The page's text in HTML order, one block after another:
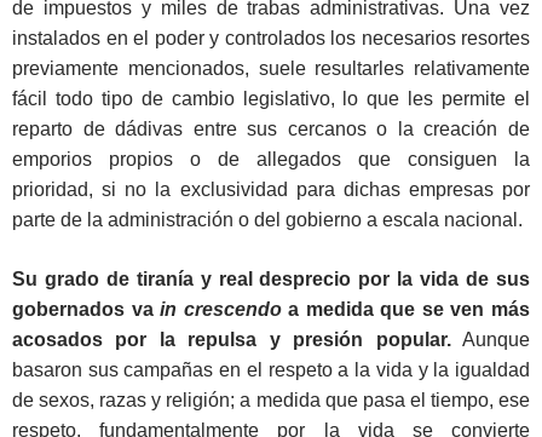
de impuestos y miles de trabas administrativas. Una vez
instalados en el poder y controlados los necesarios resortes
previamente mencionados, suele resultarles relativamente
fácil todo tipo de cambio legislativo, lo que les permite el
reparto de dádivas entre sus cercanos o la creación de
emporios propios o de allegados que consiguen la
prioridad, si no la exclusividad para dichas empresas por
parte de la administración o del gobierno a escala nacional.
Su grado de tiranía y real desprecio por la vida de sus
gobernados vain crescendoa medida que se ven más
acosados por la repulsa y presión popular.Aunque
basaron sus campañas en el respeto a la vida y la igualdad
de sexos, razas y religión; a medida que pasa el tiempo, ese
respeto, fundamentalmente por la vida se convierte